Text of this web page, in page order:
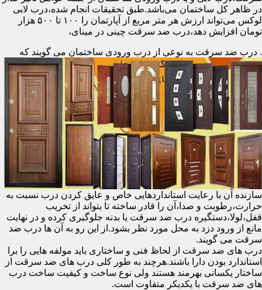
در ظاهر کل ساختمان می‌باشد.طبق تحقیقات انجام شده،درب لابی
لوکس می‌تواند ارزش هر متر مربع از آپارتمان را ۱۰۰ تا ۵۰۰ هزار
تومان افزایش دهد،درب ضد سرقت چینی در مینای،
. درب ضد سرقت به نوعی از درب ورودی ساختمان می گویند که
سازنده آن با رعایت استانداردهایی خاص و عایق کردن درب نسبت به
حرارت،رطوبت و صدا،آن را قادر ساخته تا بتواند از تخریب
قفل،لولا،دستگیره درب ضد سرقت یا بدنه جلوگیری کرده و در نهایت
مانع از ورود دزد به محل مورد نظر بشود.از این رو به آن ها درب ضد
سرقت می گویند.
درب های ضد سرقت از لحاظ فنی و ساختاری باید مولفه هایی را برا
استاندارد بودن دارا باشند.هرچند به طور کلی درب های ضد سرقت از
ساختار یکسانی بهرمند هستند ولی نوع ساخت و کیفیت ساخت درب
های ضد سرقت با یکدیکر متفاوت است.